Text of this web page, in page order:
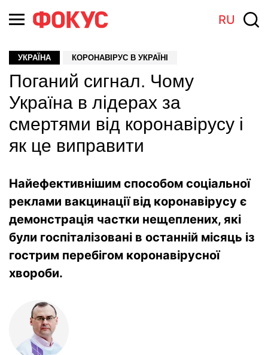
RU
УКРАЇНА КОРОНАВІРУС В УКРАЇНІ
Поганий сигнал. Чому
Україна в лідерах за
смертями від коронавірусу і
як це виправити
Найефективнішим способом соціальної
реклами вакцинації від коронавірусу є
демонстрація частки нещеплених, які
були госпіталізовані в останній місяць із
гострим перебігом коронавірусної
хвороби.